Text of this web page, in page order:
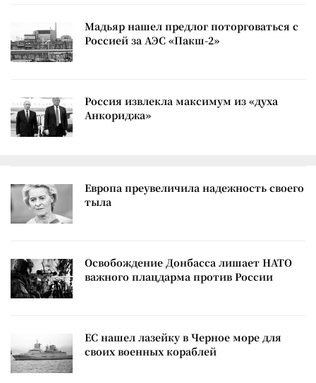
Мадьяр нашел предлог поторговаться с
Россией за АЭС «Пакш-2»
Россия извлекла максимум из «духа
Анкориджа»
Европа преувеличила надежность своего
тыла
Освобождение Донбасса лишает НАТО
важного плацдарма против России
ЕС нашел лазейку в Черное море для
своих военных кораблей